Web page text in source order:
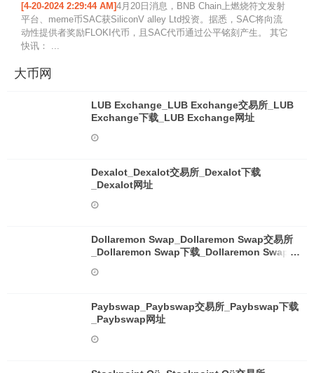
[4-20-2024 2:29:44 AM]4月20日消息，BNB Chain上燃烧符文发射
平台、meme币SAC获SiliconV alley Ltd投资。据悉，SAC将向流
动性提供者奖励FLOKI代币，且SAC代币通过公平铭刻产生。 其它
快讯： ...
大币网
LUB Exchange_LUB Exchange交易所_LUB
Exchange下载_LUB Exchange网址
Dexalot_Dexalot交易所_Dexalot下载
_Dexalot网址
Dollaremon Swap_Dollaremon Swap交易所
_Dollaremon Swap下载_Dollaremon Swap网
Paybswap_Paybswap交易所_Paybswap下载
_Paybswap网址